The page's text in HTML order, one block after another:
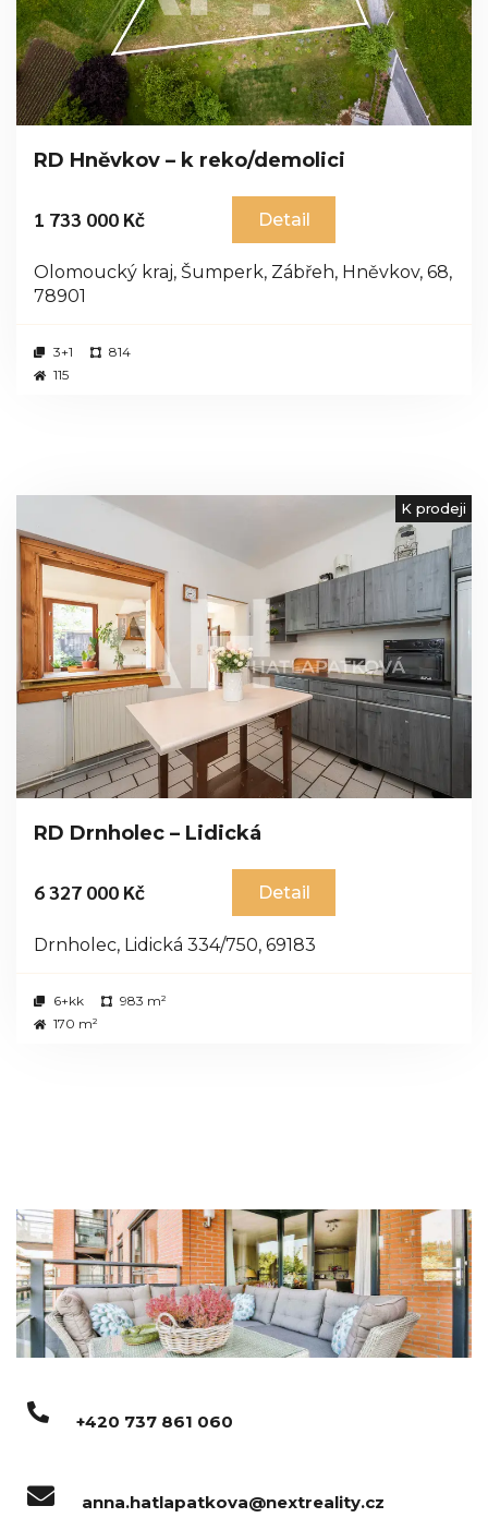
RD Hněvkov – k reko/demolici
1 733 000 Kč Detail
Olomoucký kraj, Šumperk, Zábřeh, Hněvkov, 68,
78901
3+1
814
115
RD Drnholec – Lidická
6 327 000 Kč Detail
Drnholec, Lidická 334/750, 69183
K prodeji
6+kk
983 m²
170 m²
+420 737 861 060
anna.hatlapatkova@nextreality.cz